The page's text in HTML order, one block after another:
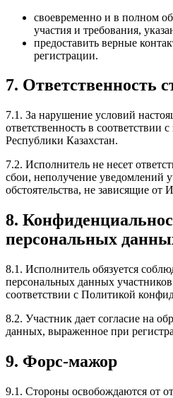
своевременно и в полном
участия и требования,
предоставить верные
регистрации.
7. Ответственность
7.1. За нарушение условий
ответственность в соответствии
Республики Казахстан.
7.2. Исполнитель не несет
сбои, неполучение уведомлений
обстоятельства, не зависящие от
8.
персональных
8.1. Исполнитель обязуется
персональных данных
соответствии с Политикой
8.2. Участник дает согласие на
данных, выраженное при
9. Форс-мажор
9.1. Стороны освобождаются от